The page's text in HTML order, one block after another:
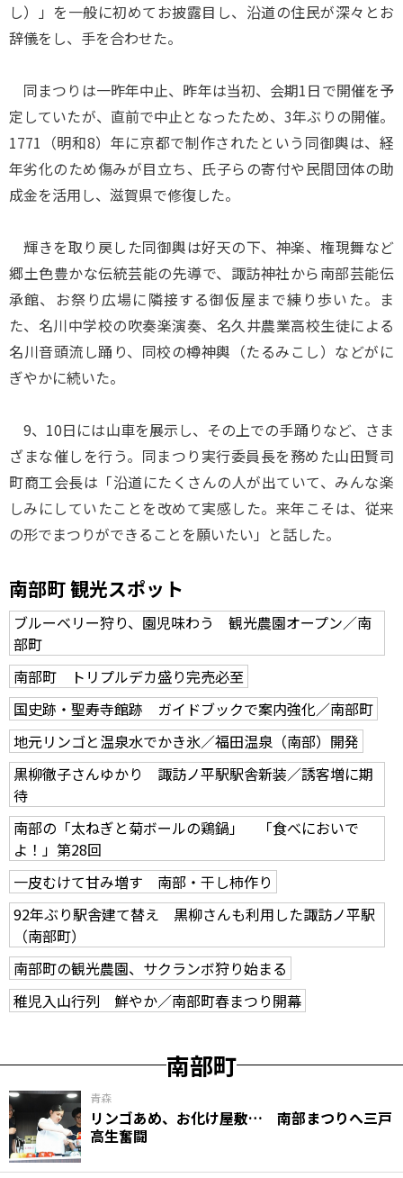
し）」を一般に初めてお披露目し、沿道の住民が深々とお
辞儀をし、手を合わせた。
同まつりは一昨年中止、昨年は当初、会期1日で開催を予
定していたが、直前で中止となったため、3年ぶりの開催。
1771（明和8）年に京都で制作されたという同御輿は、経
年劣化のため傷みが目立ち、氏子らの寄付や民間団体の助
成金を活用し、滋賀県で修復した。
輝きを取り戻した同御輿は好天の下、神楽、権現舞など
郷土色豊かな伝統芸能の先導で、諏訪神社から南部芸能伝
承館、お祭り広場に隣接する御仮屋まで練り歩いた。ま
た、名川中学校の吹奏楽演奏、名久井農業高校生徒による
名川音頭流し踊り、同校の樽神輿（たるみこし）などがに
ぎやかに続いた。
9、10日には山車を展示し、その上での手踊りなど、さま
ざまな催しを行う。同まつり実行委員長を務めた山田賢司
町商工会長は「沿道にたくさんの人が出ていて、みんな楽
しみにしていたことを改めて実感した。来年こそは、従来
の形でまつりができることを願いたい」と話した。
南部町 観光スポット
ブルーベリー狩り、園児味わう 観光農園オープン／南
部町
南部町 トリプルデカ盛り完売必至
国史跡・聖寿寺館跡 ガイドブックで案内強化／南部町
地元リンゴと温泉水でかき氷／福田温泉（南部）開発
黒柳徹子さんゆかり 諏訪ノ平駅駅舎新装／誘客増に期
待
南部の「太ねぎと菊ボールの鶏鍋」 「食べにおいで
よ！」第28回
一皮むけて甘み増す 南部・干し柿作り
92年ぶり駅舎建て替え 黒柳さんも利用した諏訪ノ平駅
（南部町）
南部町の観光農園、サクランボ狩り始まる
稚児入山行列 鮮やか／南部町春まつり開幕
南部町
青森
リンゴあめ、お化け屋敷… 南部まつりへ三戸
高生奮闘